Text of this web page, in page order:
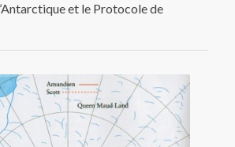
et le Protocole de